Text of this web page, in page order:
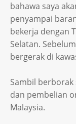
bahawa saya
penyampai
bekerja dengan
Selatan.
bergerak di
Sambil
dan pembelian
Malaysia.